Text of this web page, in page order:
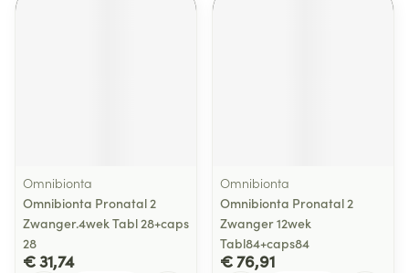
Omnibionta
Omnibionta Pronatal 2
Zwanger.4wek Tabl 28+caps
28
€ 31,74
Omnibionta
Omnibionta Pronatal 2
Zwanger 12wek
Tabl84+caps84
€ 76,91